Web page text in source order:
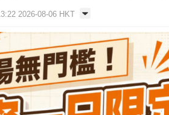
2026-08-06 HKT